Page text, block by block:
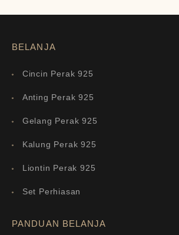
BELANJA
Cincin Perak 925
Anting Perak 925
Gelang Perak 925
Kalung Perak 925
Liontin Perak 925
Set Perhiasan
PANDUAN BELANJA